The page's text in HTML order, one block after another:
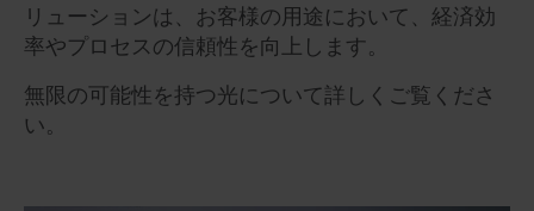
リューションは、お客様の用途において、経済効
率やプロセスの信頼性を向上します。
無限の可能性を持つ光について詳しくご覧くださ
い。